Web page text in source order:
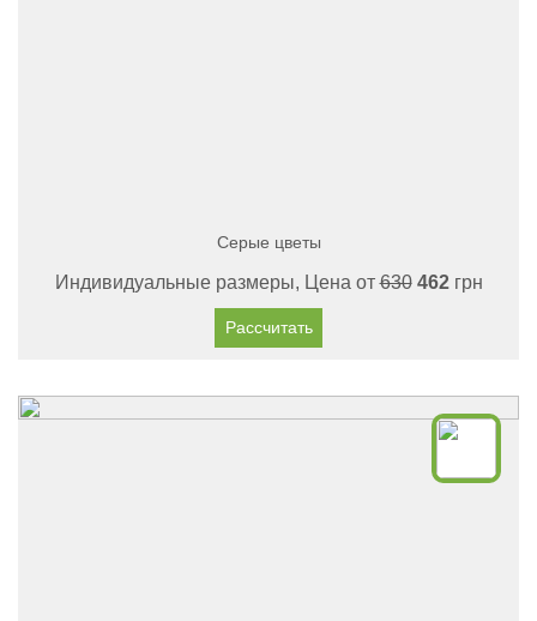
Серые цветы
Индивидуальные размеры, Цена от630 462грн
Рассчитать